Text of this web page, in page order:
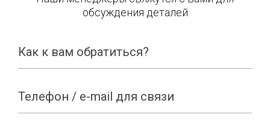
обсуждения деталей